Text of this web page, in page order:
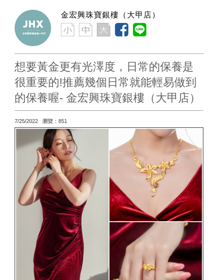
金宏興珠寶銀樓（大甲店）
想要黃金更有光澤度，日常的保養是
很重要的!推薦幾個日常就能輕易做到
的保養喔- 金宏興珠寶銀樓（大甲店）
7/25/2022 瀏覽：851